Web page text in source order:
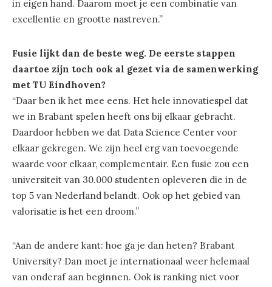
in eigen hand. Daarom moet je een combinatie van
excellentie en grootte nastreven.”
Fusie lijkt dan de beste weg. De eerste stappen
daartoe zijn toch ook al gezet via de samenwerking
met TU Eindhoven?
“Daar ben ik het mee eens. Het hele innovatiespel dat
we in Brabant spelen heeft ons bij elkaar gebracht.
Daardoor hebben we dat Data Science Center voor
elkaar gekregen. We zijn heel erg van toevoegende
waarde voor elkaar, complementair. Een fusie zou een
universiteit van 30.000 studenten opleveren die in de
top 5 van Nederland belandt. Ook op het gebied van
valorisatie is het een droom.”
“Aan de andere kant: hoe ga je dan heten? Brabant
University? Dan moet je internationaal weer helemaal
van onderaf aan beginnen. Ook is ranking niet voor